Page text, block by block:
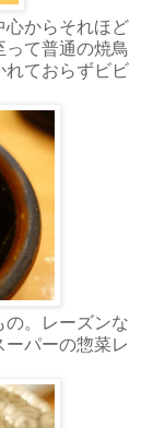
心からそれほど
って普通の焼鳥
れておらずビビ
の。レーズンな
パーの惣菜レ